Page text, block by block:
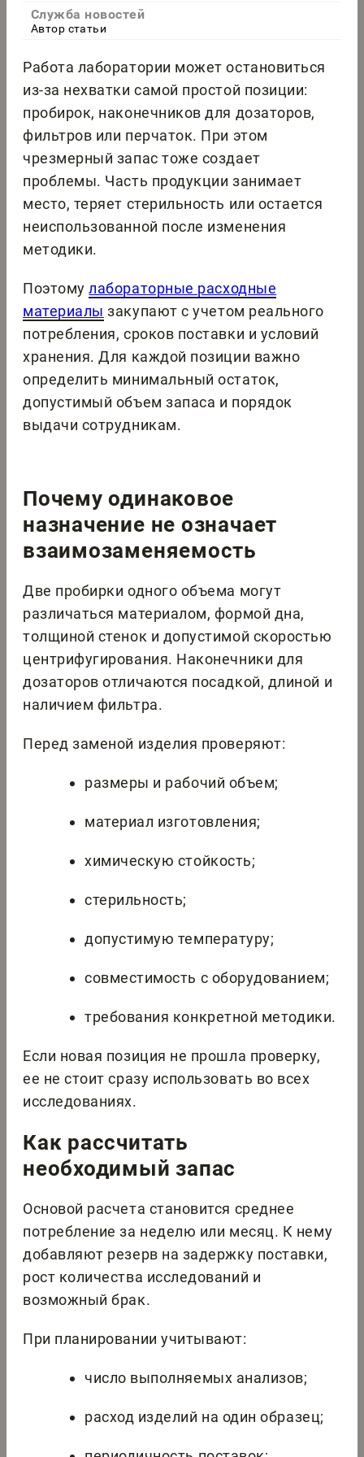
Служба новостей
Автор статьи
Работа лаборатории может остановиться
из-за нехватки самой простой позиции:
пробирок, наконечников для дозаторов,
фильтров или перчаток. При этом
чрезмерный запас тоже создает
проблемы. Часть продукции занимает
место, теряет стерильность или остается
неиспользованной после изменения
методики.
Поэтомулабораторные расходные
материалы закупают с учетом реального
потребления, сроков поставки и условий
хранения. Для каждой позиции важно
определить минимальный остаток,
допустимый объем запаса и порядок
выдачи сотрудникам.
Почему одинаковое
назначение не означает
взаимозаменяемость
Две пробирки одного объема могут
различаться материалом, формой дна,
толщиной стенок и допустимой скоростью
центрифугирования. Наконечники для
дозаторов отличаются посадкой, длиной и
наличием фильтра.
Перед заменой изделия проверяют:
размеры и рабочий объем;
материал изготовления;
химическую стойкость;
стерильность;
допустимую температуру;
совместимость с оборудованием;
требования конкретной методики.
Если новая позиция не прошла проверку,
ее не стоит сразу использовать во всех
исследованиях.
Как рассчитать
необходимый запас
Основой расчета становится среднее
потребление за неделю или месяц. К нему
добавляют резерв на задержку поставки,
рост количества исследований и
возможный брак.
При планировании учитывают:
число выполняемых анализов;
расход изделий на один образец;